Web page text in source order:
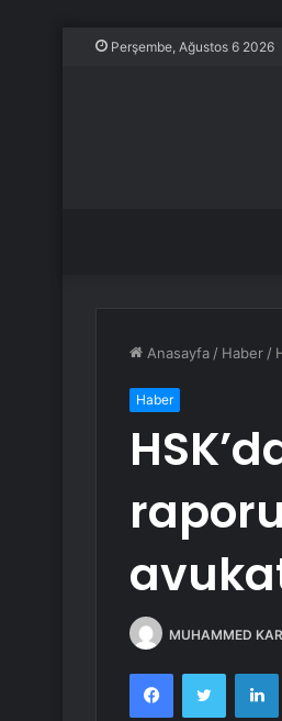
Perşembe, Ağustos 6 2026
Anasayfa / Haber /
Haber
MUHAMMED
FacebookTwitter